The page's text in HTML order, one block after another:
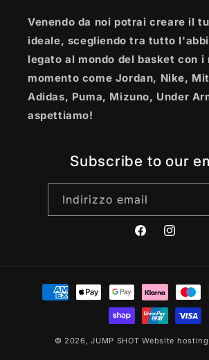
Venendo da noi potrai creare il
ideale, scegliendo tra tutto
legato al mondo del basket con i
momento come Jordan, Nike,
Adidas, Puma, Mizuno, Under
aspettiamo!
Subscribe to our
Indirizzo email
FacebookInstagram
Metodi
© 2026,JUMP SHOT Website